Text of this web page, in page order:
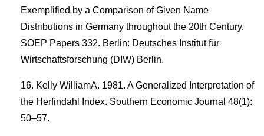
Exemplified by a Comparison of Given Name
Distributions in Germany throughout the 20th Century.
SOEP Papers 332. Berlin: Deutsches Institut für
Wirtschaftsforschung (DIW) Berlin.
Kelly WilliamA. 1981. A Generalized Interpretation of
the Herfindahl Index. Southern Economic Journal 48(1):
50–57.